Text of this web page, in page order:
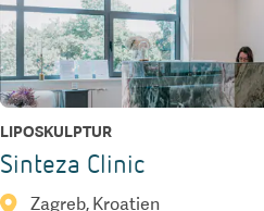
LIPOSKULPTUR
Sinteza Clinic
Zagreb, Kroatien